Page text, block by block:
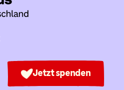
Jetzt spenden